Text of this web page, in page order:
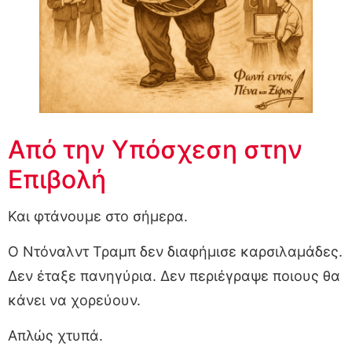
Από την Υπόσχεση στην
Επιβολή
Και φτάνουμε στο σήμερα.
Ο Ντόναλντ Τραμπ δεν διαφήμισε καρσιλαμάδες.
Δεν έταξε πανηγύρια. Δεν περιέγραψε ποιους θα
κάνει να χορεύουν.
Απλώς χτυπά.